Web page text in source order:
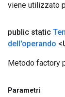
viene utilizzato
public static
dell'operando
Metodo factory
Parametri